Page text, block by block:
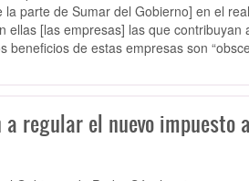
parte de Sumar del Gobierno] en el
[las empresas] las que contribuyan
beneficios de estas empresas son
regular el nuevo impuesto